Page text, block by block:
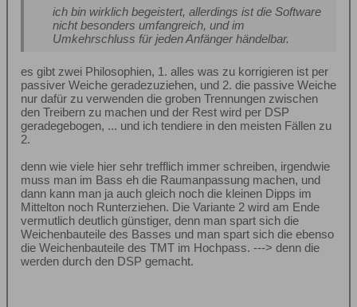
ich bin wirklich begeistert, allerdings ist die Software
nicht besonders umfangreich, und im
Umkehrschluss für jeden Anfänger händelbar.
es gibt zwei Philosophien, 1. alles was zu korrigieren ist per
passiver Weiche geradezuziehen, und 2. die passive Weiche
nur dafür zu verwenden die groben Trennungen zwischen
den Treibern zu machen und der Rest wird per DSP
geradegebogen, ... und ich tendiere in den meisten Fällen zu
2.
denn wie viele hier sehr trefflich immer schreiben, irgendwie
muss man im Bass eh die Raumanpassung machen, und
dann kann man ja auch gleich noch die kleinen Dipps im
Mittelton noch Runterziehen. Die Variante 2 wird am Ende
vermutlich deutlich günstiger, denn man spart sich die
Weichenbauteile des Basses und man spart sich die ebenso
die Weichenbauteile des TMT im Hochpass. ---> denn die
werden durch den DSP gemacht.